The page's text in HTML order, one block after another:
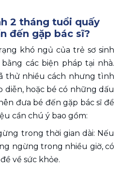
2 tháng tuổi quấy
đến gặp bác sĩ?
khó ngủ của trẻ sơ sinh
các biện pháp tại nhà.
thử nhiều cách nhưng tình
hoặc bé có những dấu
đưa bé đến gặp bác sĩ để
cần chú ý bao gồm:
trong thời gian dài: Nếu
ngừng trong nhiều giờ, có
về sức khỏe.